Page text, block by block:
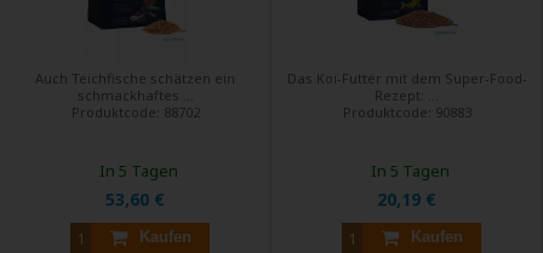
Auch Teichfische schätzen ein
schmackhaftes ...
Produktcode: 88702
53,60 €
Kaufen
In 5 Tagen
Das Koi-Futter mit dem Super-Food-
Rezept: ...
Produktcode: 90883
20,19 €
Kaufen
In 5 Tagen